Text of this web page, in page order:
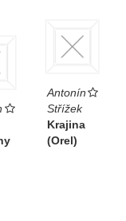
Antonín
Střížek
Krajina
(Orel)